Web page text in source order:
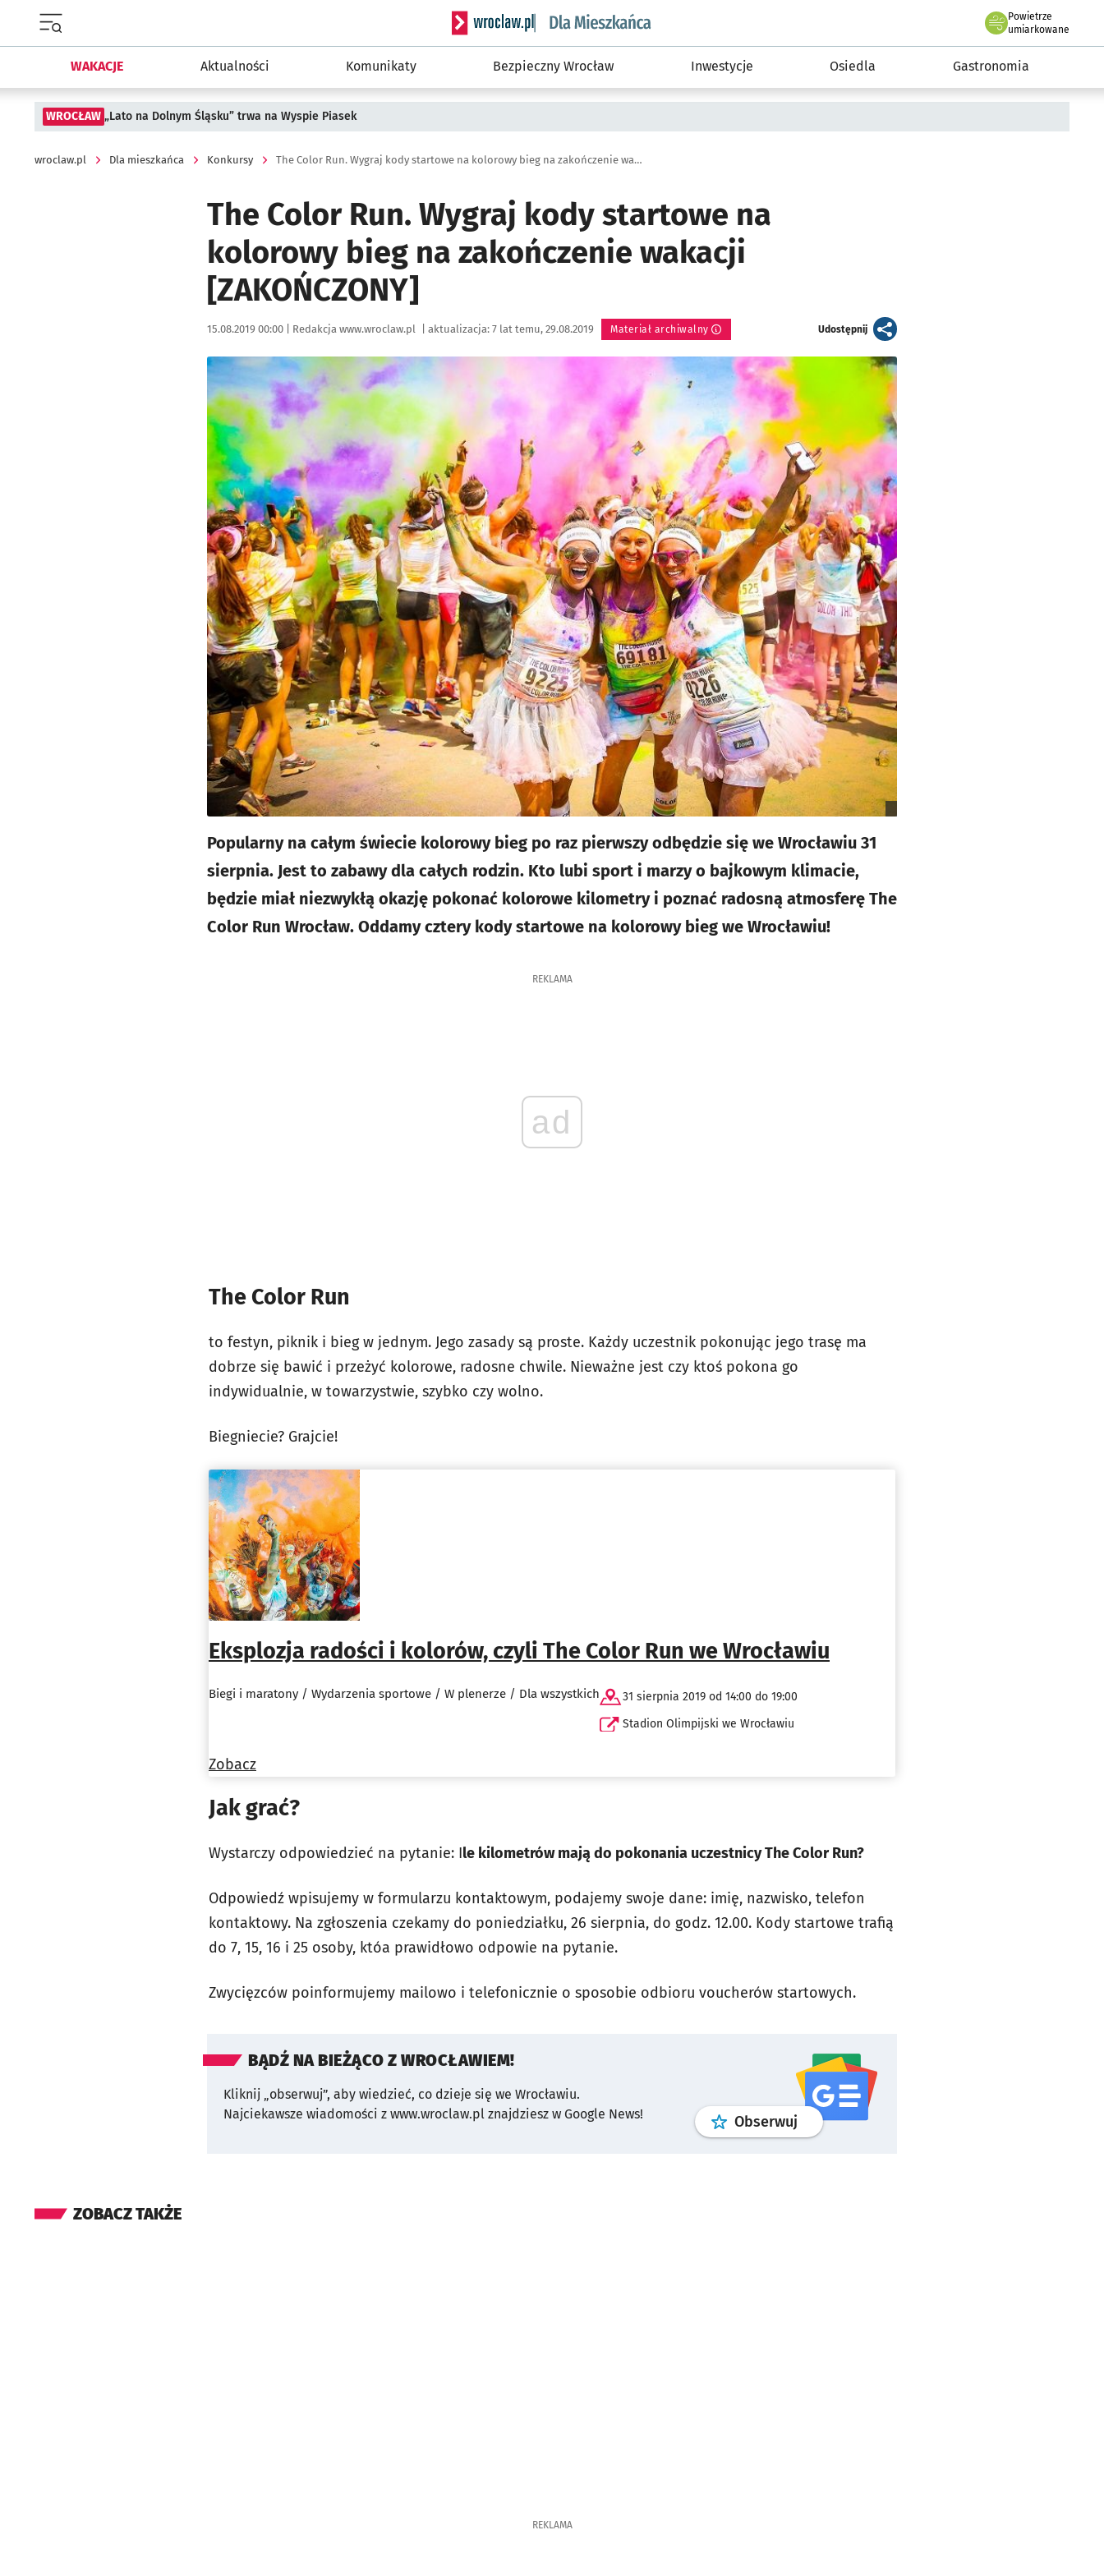
Serwis informacyjny wroclaw.pl podserwis: Dla mieszkańca
Powietrze
we Wrocławiu
umiarkowane
WAKACJE Aktualności Komunikaty Bezpieczny Wrocław Inwestycje Osiedla Gastronomia
WROCŁAW „Lato na Dolnym Śląsku” trwa na Wyspie Piasek
wroclaw.pl Dla mieszkańca Konkursy The Color Run. Wygraj kody startowe na kolorowy bieg na zakończenie wakacji [ZAKOŃCZONY]
The Color Run. Wygraj kody startowe na
kolorowy bieg na zakończenie wakacji
[ZAKOŃCZONY]
Data publikacji:
15.08.2019 00:00 | Autor:
Redakcja www.wroclaw.pl aktualizacja: 7 lat temu, 29.08.2019 Materiał archiwalny Udostępnijartykuł
Kliknij, aby powiększyć
Popularny na całym świecie kolorowy bieg po raz pierwszy odbędzie się we Wrocławiu 31
sierpnia. Jest to zabawy dla całych rodzin. Kto lubi sport i marzy o bajkowym klimacie,
będzie miał niezwykłą okazję pokonać kolorowe kilometry i poznać radosną atmosferę The
Color Run Wrocław. Oddamy cztery kody startowe na kolorowy bieg we Wrocławiu!
REKLAMA
ad
The Color Run
to festyn, piknik i bieg w jednym. Jego zasady są proste. Każdy uczestnik pokonując jego trasę ma
dobrze się bawić i przeżyć kolorowe, radosne chwile. Nieważne jest czy ktoś pokona go
indywidualnie, w towarzystwie, szybko czy wolno.
Biegniecie? Grajcie!
Eksplozja radości i kolorów, czyli The Color Run we Wrocławiu
Biegi i maratony / Wydarzenia sportowe / W plenerze / Dla wszystkich
31 sierpnia 2019 od 14:00 do 19:00
Stadion Olimpijski we Wrocławiu
Zobacz
Jak grać?
Wystarczy odpowiedzieć na pytanie: Ile kilometrów mają do pokonania uczestnicy The Color Run?
Odpowiedź wpisujemy w formularzu kontaktowym, podajemy swoje dane: imię, nazwisko, telefon
kontaktowy. Na zgłoszenia czekamy do poniedziałku, 26 sierpnia, do godz. 12.00. Kody startowe trafią
do 7, 15, 16 i 25 osoby, któa prawidłowo odpowie na pytanie.
Zwycięzców poinformujemy mailowo i telefonicznie o sposobie odbioru voucherów startowych.
BĄDŹ NA BIEŻĄCO Z WROCŁAWIEM!
Kliknij „obserwuj”, aby wiedzieć, co dzieje się we Wrocławiu.
Najciekawsze wiadomości z www.wroclaw.pl znajdziesz w Google News!
Obserwuj profilgoogle news
ZOBACZ TAKŻE
REKLAMA